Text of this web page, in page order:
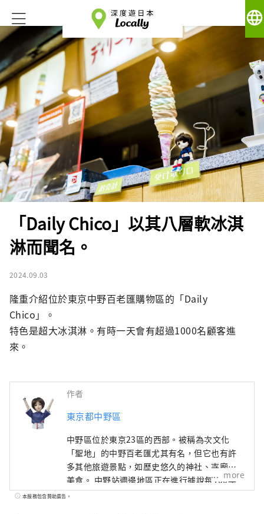
language
「Daily Chico」以其八層軟冰淇
淋而聞名。
2024.09.03
隆重介紹位於東京中野百老匯購物區的「Daily
Chico」。
特色是超大冰淇淋。有時一天會有超過1000名顧客進
來。
作者
東京都中野區
中野區位於東京23區的西部。被稱為次文化
「聖地」的中野百老匯尤其有名，但它也有許
多其他旅遊景點，如歷史悠久的神社、寺廟和
美食。 中野站週邊地區正在進行據說每100年
一次的再開發，在城鎮發生變化的同時，中野
more
本服務包含贊助廣告。